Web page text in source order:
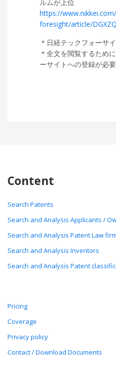
ルムが上位
https://
foresight/article/
＊日経テックフォーサ
＊全文を閲覧するため
ーサイトへの登録が必要
Content
Search Patents
Search and Analysis Applicants /
Search and Analysis Patent Law
Search and Analysis Inventors
Search and Analysis Patent
Pricing
Coverage
Privacy policy
Contact / Download Documents